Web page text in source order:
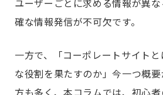
確な情報発信が不可欠です。
一方で、「コーポレートサイト
な役割を果たすのか」今一つ概
方も多く、本コラムでは、初心